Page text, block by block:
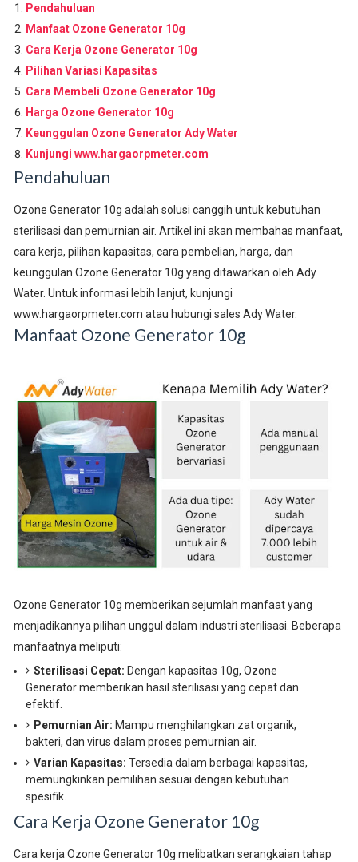
Pendahuluan
Manfaat Ozone Generator 10g
Cara Kerja Ozone Generator 10g
Pilihan Variasi Kapasitas
Cara Membeli Ozone Generator 10g
Harga Ozone Generator 10g
Keunggulan Ozone Generator Ady Water
Kunjungi www.hargaorpmeter.com
Pendahuluan
Ozone Generator 10g adalah solusi canggih untuk kebutuhan
sterilisasi dan pemurnian air. Artikel ini akan membahas manfaat,
cara kerja, pilihan kapasitas, cara pembelian, harga, dan
keunggulan Ozone Generator 10g yang ditawarkan oleh Ady
Water. Untuk informasi lebih lanjut, kunjungi
www.hargaorpmeter.com atau hubungi sales Ady Water.
Manfaat Ozone Generator 10g
Ozone Generator 10g memberikan sejumlah manfaat yang
menjadikannya pilihan unggul dalam industri sterilisasi. Beberapa
manfaatnya meliputi:
Sterilisasi Cepat: Dengan kapasitas 10g, Ozone
Generator memberikan hasil sterilisasi yang cepat dan
efektif.
Pemurnian Air: Mampu menghilangkan zat organik,
bakteri, dan virus dalam proses pemurnian air.
Varian Kapasitas: Tersedia dalam berbagai kapasitas,
memungkinkan pemilihan sesuai dengan kebutuhan
spesifik.
Cara Kerja Ozone Generator 10g
Cara kerja Ozone Generator 10g melibatkan serangkaian tahap